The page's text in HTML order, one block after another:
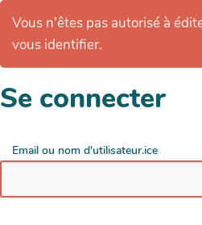
Vous n'êtes pas autorisé à
vous identifier.
Se connecter
Email ou nom d'utilisateur.ice